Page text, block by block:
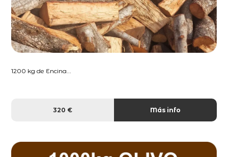
1200 kg de Encina...
320 € Más info